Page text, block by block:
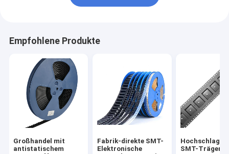
Empfohlene Produkte
Großhandel mit
antistatischem
Fabrik-direkte SMT-
Elektronische
SMT-